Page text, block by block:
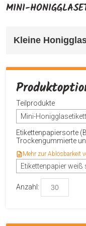
MINI-
Kleine
Teilprodukte
Mini-
Etikettenpapiersorte
Trockengummierte
Mehr zur Ablösbarkeit
Etikettenpapier
Anzahl: